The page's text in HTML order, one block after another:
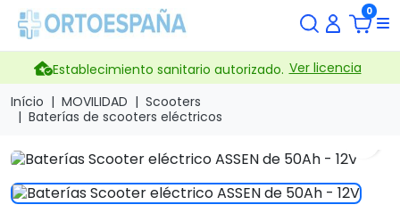
0
Establecimiento sanitario autorizado. Ver licencia
Início
MOVILIDAD
Scooters
Baterías de scooters eléctricos